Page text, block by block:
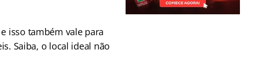
isso também vale para
Saiba, o local ideal não